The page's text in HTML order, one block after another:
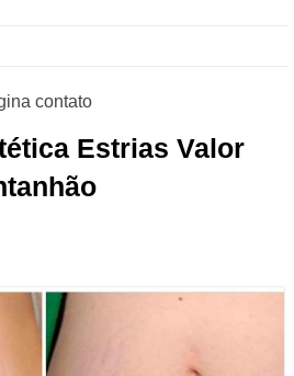
Estrias Valor